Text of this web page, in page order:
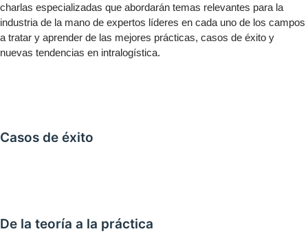
charlas especializadas que abordarán temas relevantes para la
industria de la mano de expertos líderes en cada uno de los campos
a tratar y aprender de las mejores prácticas, casos de éxito y
nuevas tendencias en intralogística.
Casos de éxito
De la teoría a la práctica